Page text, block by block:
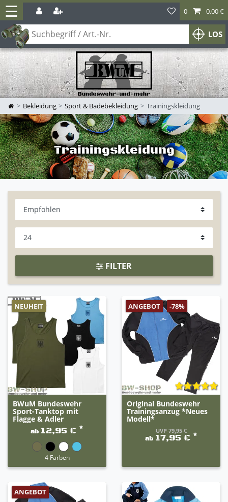
☰
LOS
0 0,00 €
Bekleidung Sport & Badebekleidung Trainingskleidung
Trainingskleidung
FILTER
NEUHEIT
BWuM Bundeswehr
Sport-Tanktop mit
Flagge & Adler
ab 12,95 € *
4 Farben
ANGEBOT -78%
Original Bundeswehr
Trainingsanzug *Neues
Modell*
UVP 79,95 €
ab 17,95 € *
ANGEBOT